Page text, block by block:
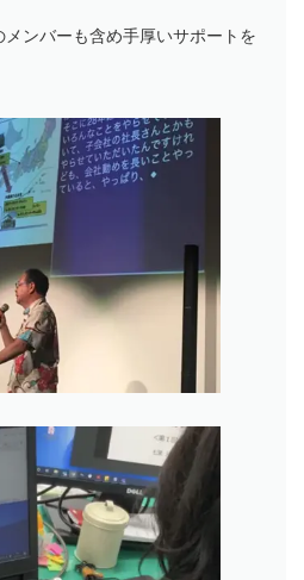
ンバーも含め手厚いサポートを